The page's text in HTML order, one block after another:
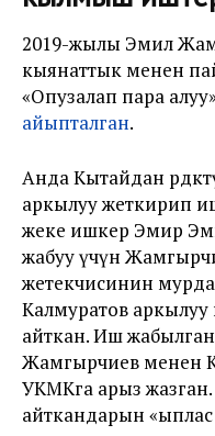
2019-жылы Эмил
кыянаттык менен
«Опузалап пара
айыпталган.
Анда Кытайдан
аркылуу жеткирип
жеке ишкер Эмир
жабуу үчүн
жетекчисинин
Калмуратов аркылуу
айткан. Иш
Жамгырчиев менен
УКМКга арыз
айткандарын